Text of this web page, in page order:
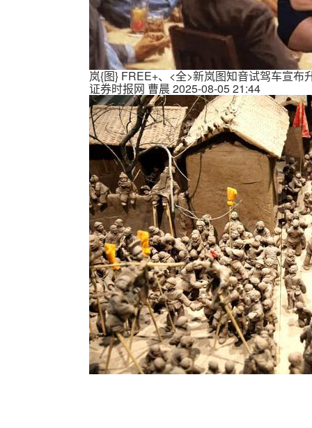
岚{图} FREE+、<全>新岚图知音试驾车宣
证券时报网 曹晨 2025-08-05 21:44